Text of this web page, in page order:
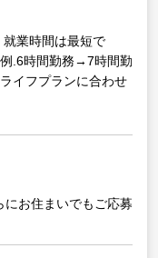
業時間は最短で
例.6時間勤務→7時間勤
イフプランに合わせ
にお住まいでもご応募